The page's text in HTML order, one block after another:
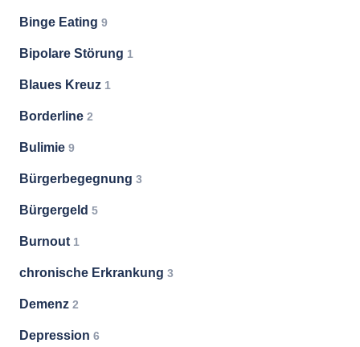
Binge Eating 9
Bipolare Störung 1
Blaues Kreuz 1
Borderline 2
Bulimie 9
Bürgerbegegnung 3
Bürgergeld 5
Burnout 1
chronische Erkrankung 3
Demenz 2
Depression 6